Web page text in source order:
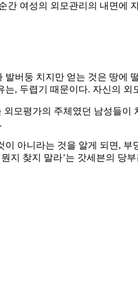
간 여성의 외모관리의 내면에
버둥 치지만 얻는 것은 땅에
, 두렵기 때문이다. 자신의
외모평가의 주체였던 남성들
아니라는 것을 알게 되면,
지 찾지 말라’는 갓세븐의 당